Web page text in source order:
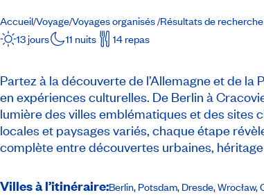
Accueil/Voyage/Voyages organisés/Résultats de recherche
13 jours 11 nuits 14 repas
Partez à la découverte de l’Allemagne et de
en expériences culturelles. De Berlin à
lumière des villes emblématiques et des sites
locales et paysages variés, chaque étape
complète entre découvertes urbaines,
Villes à l’itinéraire:Berlin, Potsdam, Dresde,